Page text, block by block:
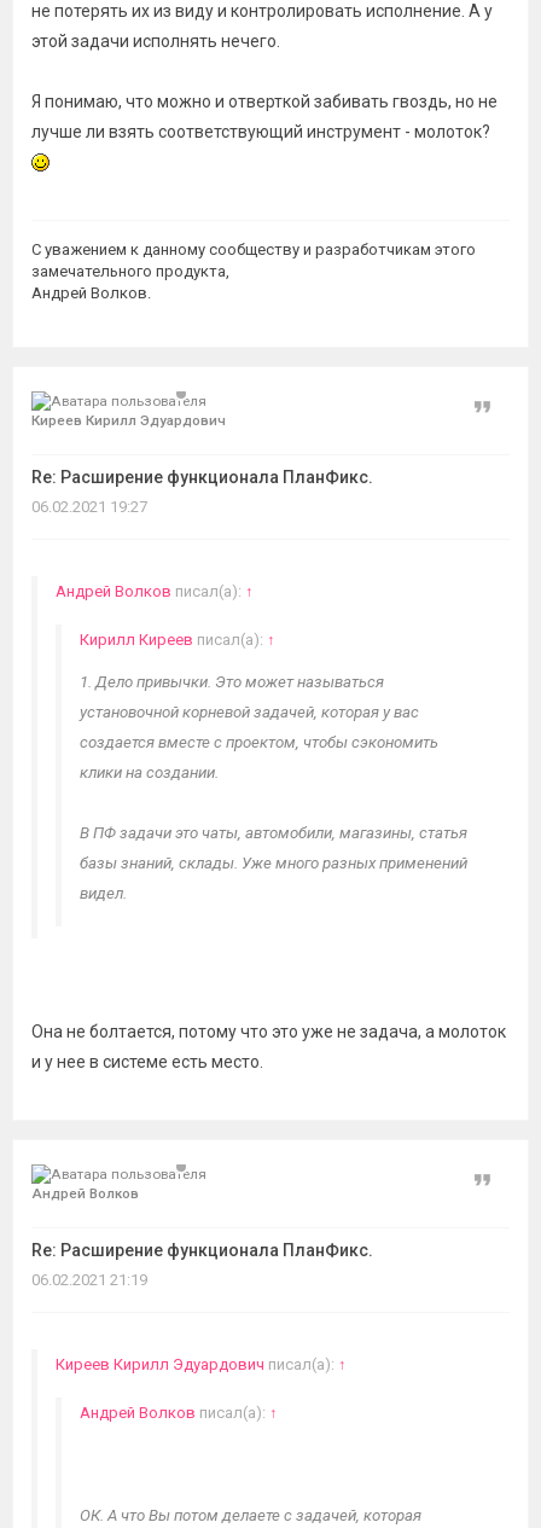
не потерять их из виду и контролировать исполнение. А у
этой задачи исполнять нечего.
Я понимаю, что можно и отверткой забивать гвоздь, но не
лучше ли взять соответствующий инструмент - молоток?
С уважением к данному сообществу и разработчикам этого
замечательного продукта,
Андрей Волков.
Киреев Кирилл Эдуардович
Re: Расширение функционала ПланФикс.
Цитата
06.02.2021 19:27
Андрей Волков писал(а): ↑
Кирилл Киреев писал(а): ↑
1. Дело привычки. Это может называться
установочной корневой задачей, которая у вас
создается вместе с проектом, чтобы сэкономить
клики на создании.
В ПФ задачи это чаты, автомобили, магазины, статья
базы знаний, склады. Уже много разных применений
видел.
Ведь сроков завершения у нее нет. Цель фиксации задач -
лучше ли взять соответствующий инструмент - молоток?
Она не болтается, потому что это уже не задача, а молоток
и у нее в системе есть место.
Андрей Волков
Re: Расширение функционала ПланФикс.
Цитата
06.02.2021 21:19
Киреев Кирилл Эдуардович писал(а): ↑
Андрей Волков писал(а): ↑
ОК. А что Вы потом делаете с задачей, которая